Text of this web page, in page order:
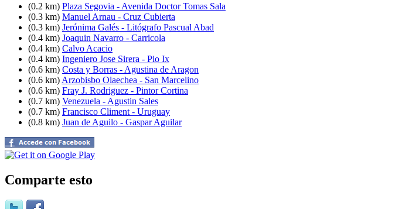
(0.2 km) Plaza Segovia - Avenida Doctor Tomas Sala
(0.3 km) Manuel Arnau - Cruz Cubierta
(0.3 km) Jerónima Galés - Litógrafo Pascual Abad
(0.4 km) Joaquin Navarro - Carricola
(0.4 km) Calvo Acacio
(0.4 km) Ingeniero Jose Sirera - Pio Ix
(0.6 km) Costa y Borras - Agustina de Aragon
(0.6 km) Arzobisbo Olaechea - San Marcelino
(0.6 km) Fray J. Rodriguez - Pintor Cortina
(0.7 km) Venezuela - Agustin Sales
(0.7 km) Francisco Climent - Uruguay
(0.8 km) Juan de Aguilo - Gaspar Aguilar
Comparte esto